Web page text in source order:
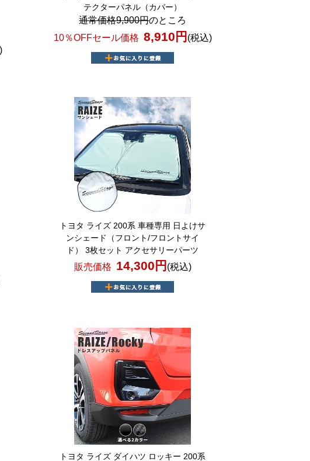
テクターパネル（カバー）
通常価格9,900円のところ
10％OFFセール価格 8,910円 (税込)
トヨタ ライズ 200系 車種専用 日よけサ
ンシェード（フロント/フロントサイ
ド） 3枚セット アクセサリーパーツ
販売価格 14,300円 (税込)
トヨタ ライズ ダイハツ ロッキー 200系